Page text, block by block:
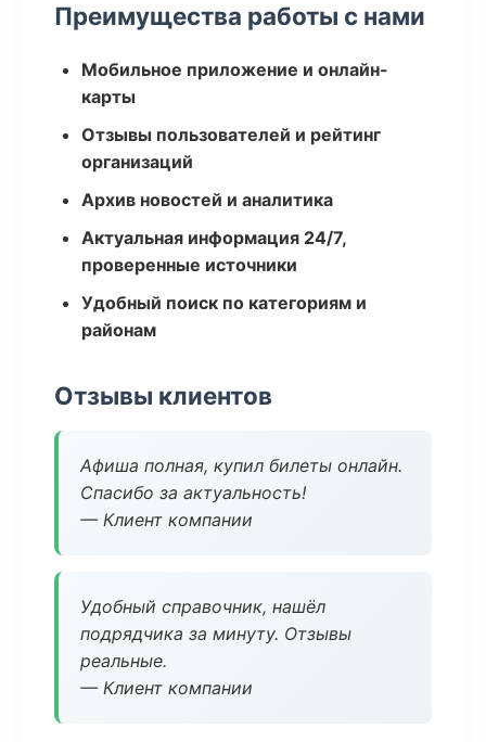
Преимущества работы с нами
Мобильное приложение и онлайн-
карты
Отзывы пользователей и рейтинг
организаций
Архив новостей и аналитика
Актуальная информация 24/7,
проверенные источники
Удобный поиск по категориям и
районам
Отзывы клиентов
Афиша полная, купил билеты онлайн.
Спасибо за актуальность!
— Клиент компании
Удобный справочник, нашёл
подрядчика за минуту. Отзывы
реальные.
— Клиент компании